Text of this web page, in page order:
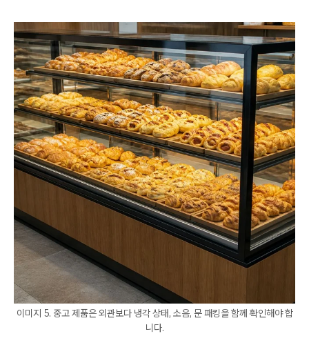
이미지 5. 중고 제품은 외관보다 냉각 상태, 소음, 문 패킹을 함께 확인해야 합
니다.